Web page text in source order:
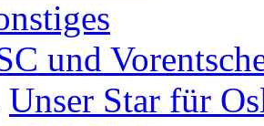
und
Unser Star für